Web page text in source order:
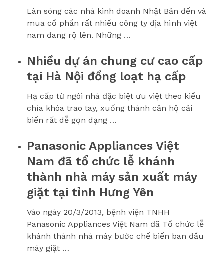
Làn sóng các nhà kinh doanh Nhật Bản đến và
mua cổ phần rất nhiều công ty địa hình việt
nam đang rộ lên. Những …
Nhiều dự án chung cư cao cấp
tại Hà Nội đồng loạt hạ cấp
Hạ cấp từ ngôi nhà đặc biệt ưu việt theo kiểu
chìa khóa trao tay, xuống thành căn hộ cải
biến rất dễ gọn dạng …
Panasonic Appliances Việt
Nam đã tổ chức lễ khánh
thành nhà máy sản xuất máy
giặt tại tỉnh Hưng Yên
Vào ngày 20/3/2013, bệnh viện TNHH
Panasonic Appliances Việt Nam đã Tổ chức lễ
khánh thành nhà máy bước chế biến ban đầu
máy giặt …